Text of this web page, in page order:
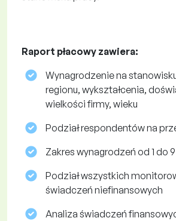
Raport płacowy zawiera:
Wynagrodzenie na
regionu, wykształcenia,
wielkości firmy, wieku
Podział respondentów na
Zakres wynagrodzeń od 1 do
Podział wszystkich
świadczeń niefinansowych
Analiza świadczeń